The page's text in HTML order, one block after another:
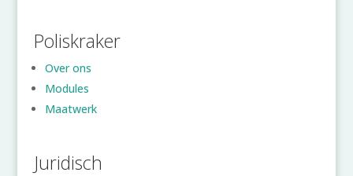
Poliskraker
Over ons
Modules
Maatwerk
Juridisch